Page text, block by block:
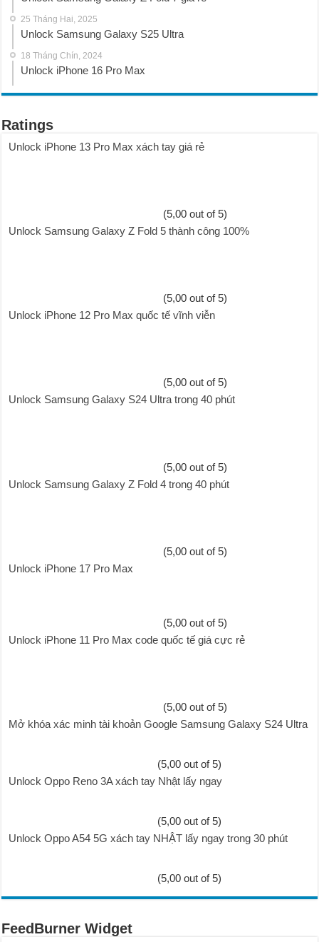
25 Tháng Hai, 2025
Unlock Samsung Galaxy S25 Ultra
18 Tháng Chín, 2024
Unlock iPhone 16 Pro Max
Ratings
Unlock iPhone 13 Pro Max xách tay giá rẻ
(5,00 out of 5)
Unlock Samsung Galaxy Z Fold 5 thành công 100%
(5,00 out of 5)
Unlock iPhone 12 Pro Max quốc tế vĩnh viễn
(5,00 out of 5)
Unlock Samsung Galaxy S24 Ultra trong 40 phút
(5,00 out of 5)
Unlock Samsung Galaxy Z Fold 4 trong 40 phút
(5,00 out of 5)
Unlock iPhone 17 Pro Max
(5,00 out of 5)
Unlock iPhone 11 Pro Max code quốc tế giá cực rẻ
(5,00 out of 5)
Mở khóa xác minh tài khoản Google Samsung Galaxy S24 Ultra
(5,00 out of 5)
Unlock Oppo Reno 3A xách tay Nhật lấy ngay
(5,00 out of 5)
Unlock Oppo A54 5G xách tay NHẬT lấy ngay trong 30 phút
(5,00 out of 5)
FeedBurner Widget